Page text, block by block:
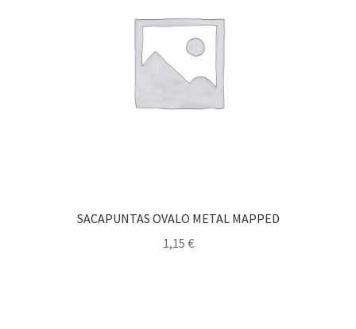
SACAPUNTAS OVALO METAL MAPPED
1,15 €